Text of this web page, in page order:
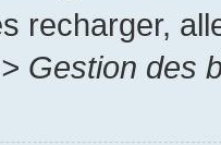
recharger,
Gestion des